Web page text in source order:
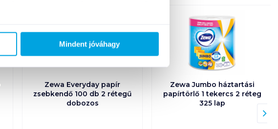
Mindent jóváhagy
Zewa Everyday papír
zsebkendő 100 db 2 rétegű
dobozos
Zewa Jumbo háztartási
papírtörlő 1 tekercs 2 réteg
325 lap